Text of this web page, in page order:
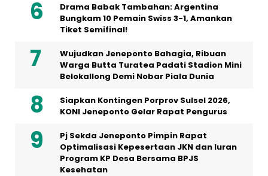
Drama Babak Tambahan: Argentina
Bungkam 10 Pemain Swiss 3-1, Amankan
Tiket Semifinal!
Wujudkan Jeneponto Bahagia, Ribuan
Warga Butta Turatea Padati Stadion Mini
Belokallong Demi Nobar Piala Dunia
Siapkan Kontingen Porprov Sulsel 2026,
KONI Jeneponto Gelar Rapat Pengurus
Pj Sekda Jeneponto Pimpin Rapat
Optimalisasi Kepesertaan JKN dan Iuran
Program KP Desa Bersama BPJS
Kesehatan